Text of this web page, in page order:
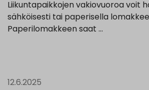
Liikuntapaikkojen vakiovuoroa voit
sähköisesti tai paperisella
Paperilomakkeen saat …
12.6.2025